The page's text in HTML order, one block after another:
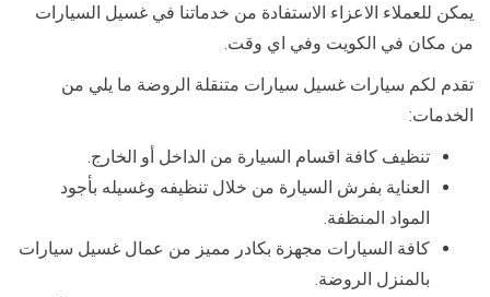
يمكن للعملاء الاعزاء الاستفادة من خدماتنا في غسيل السيارات
من مكان في الكويت وفي اي وقت.
تقدم لكم سيارات غسيل سيارات متنقلة الروضة ما يلي من
الخدمات:
تنظيف كافة اقسام السيارة من الداخل أو الخارج.
العناية بفرش السيارة من خلال تنظيفه وغسيله بأجود
المواد المنظفة.
كافة السيارات مجهزة بكادر مميز من عمال غسيل سيارات
بالمنزل الروضة.